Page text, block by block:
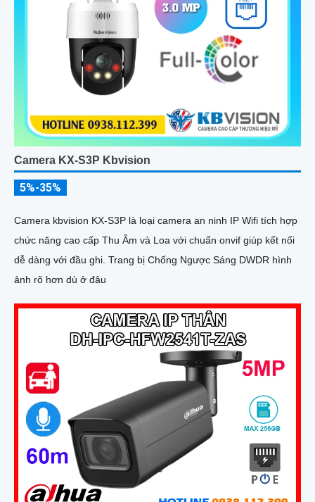
Camera KX-S3P Kbvision
5%-35%
Camera kbvision KX-S3P là loại camera an ninh IP Wifi tích hợp
chức năng cao cấp Thu Âm và Loa với chuẩn onvif giúp kết nối
dễ dàng với đầu ghi. Trang bị Chống Ngược Sáng DWDR hình
ảnh rõ hơn dù ở đâu